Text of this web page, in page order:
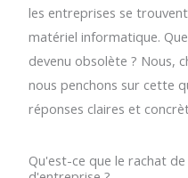
les entreprises se
matériel informatique.
devenu obsolète ? Nous,
nous penchons sur cette
réponses claires et
Qu'est-ce que le rachat